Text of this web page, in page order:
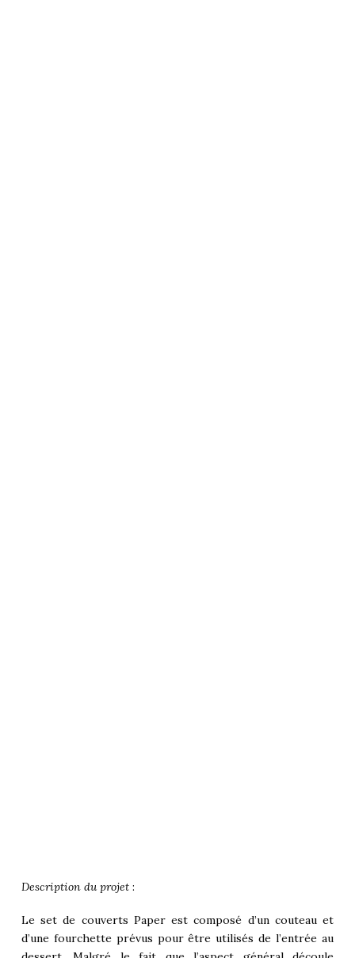
Description du projet:
Le set de couverts Paper est composé d’un couteau et
d’une fourchette prévus pour être utilisés de l’entrée au